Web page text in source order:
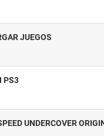
JUEGOS
PS3
UNDERCOVER